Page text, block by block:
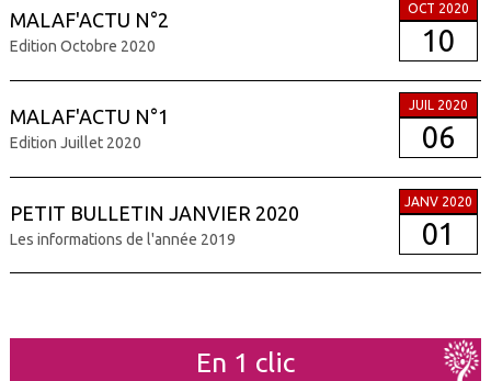
MALAF'ACTU N°2
Edition Octobre 2020
OCT 2020
10
MALAF'ACTU N°1
Edition Juillet 2020
JUIL 2020
06
PETIT BULLETIN JANVIER 2020
Les informations de l'année 2019
JANV 2020
01
En 1 clic